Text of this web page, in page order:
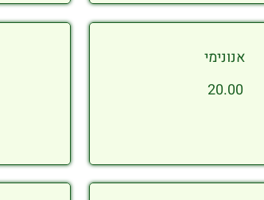
אנונימי
20.00